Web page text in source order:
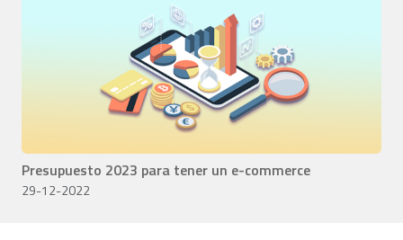
Presupuesto 2023 para tener un e-commerce
29-12-2022